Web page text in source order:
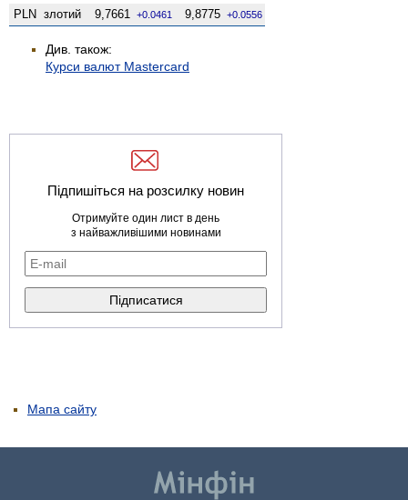
PLN злотий 9,7661 +0.0461 9,8775 +0.0556
Див. також:
Курси валют Mastercard
Підпишіться на розсилку новин
Отримуйте один лист в день
з найважливішими новинами
Мапа сайту